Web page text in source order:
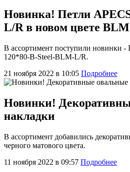
Новинка! Петли
L/R в новом цвете BLM
В ассортимент поступили новинки -
120*80-B-Steel-BLM-L/R.
21 ноября 2022 в 10:05 Подробнее
Новинки!
накладки
В ассортимент добавились
черного матового цвета.
11 ноября 2022 в 09:57 Подробнее